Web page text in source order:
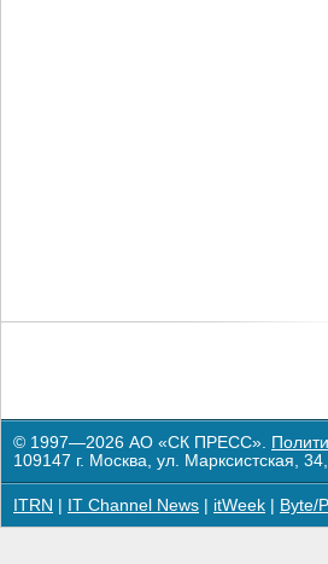
© 1997—2026 АО «СК ПРЕСС».
109147 г. Москва, ул. Марксистская,
ITRN IT Channel News itWeek Byte/